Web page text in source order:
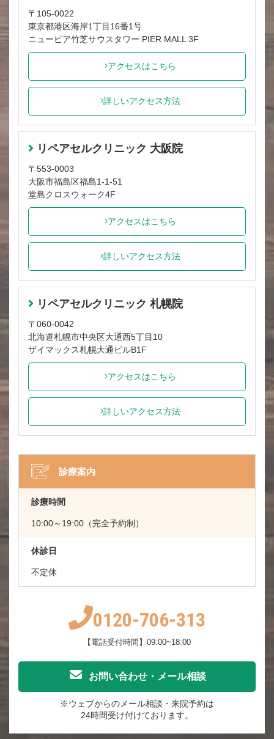
〒105-0022
東京都港区海岸1丁目16番1号
ニューピア竹芝サウスタワー PIER MALL 3F
アクセスはこちら
詳しいアクセス方法
リペアセルクリニック 大阪院
〒553-0003
大阪市福島区福島1-1-51
堂島クロスウォーク4F
アクセスはこちら
詳しいアクセス方法
リペアセルクリニック 札幌院
〒060-0042
北海道札幌市中央区大通西5丁目10
ザイマックス札幌大通ビルB1F
アクセスはこちら
詳しいアクセス方法
診療案内
診療時間
10:00～19:00（完全予約制）
休診日
不定休
0120-706-313
【電話受付時間】09:00~18:00
お問い合わせ・メール相談
※ウェブからのメール相談・来院予約は
24時間受け付けております。